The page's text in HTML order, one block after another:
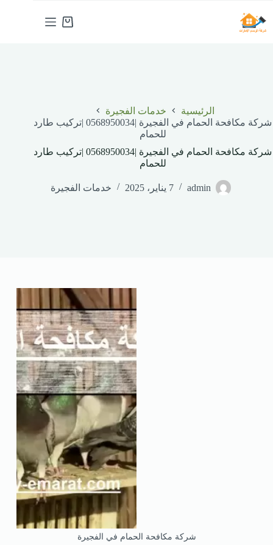
إلى
المحتوى
عربة
الرئيسية
خدمات الفجيرة
شركة مكافحة الحمام في الفجيرة |0568950034 |تركيب طارد
للحمام
شركة مكافحة الحمام في الفجيرة |0568950034 |تركيب طارد
للحمام
admin 7 يناير، 2025 خدمات الفجيرة
شركة مكافحة الحمام في الفجيرة